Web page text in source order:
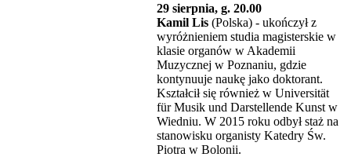
29 sierpnia, g. 20.00
Kamil Lis (Polska) - ukończył z
wyróżnieniem studia magisterskie w
klasie organów w Akademii
Muzycznej w Poznaniu, gdzie
kontynuuje naukę jako doktorant.
Kształcił się również w Universität
für Musik und Darstellende Kunst w
Wiedniu. W 2015 roku odbył staż na
stanowisku organisty Katedry Św.
Piotra w Bolonii.